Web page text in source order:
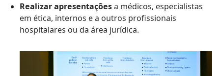
Realizar apresentaçõesa médicos, especialistas
em ética, internos e a outros profissionais
hospitalares ou da área jurídica.